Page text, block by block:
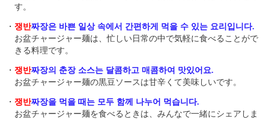
す。
・ 쟁반짜장은 바쁜 일상 속에서 간편하게 먹을 수 있는 요리입니다.
お盆チャージャー麺は、忙しい日常の中で気軽に食べることがで
きる料理です。
・ 쟁반짜장의 춘장 소스는 달콤하고 매콤하여 맛있어요.
お盆チャージャー麺の黒豆ソースは甘辛くて美味しいです。
・ 쟁반짜장을 먹을 때는 모두 함께 나누어 먹습니다.
お盆チャージャー麺を食べるときは、みんなで一緒にシェアしま